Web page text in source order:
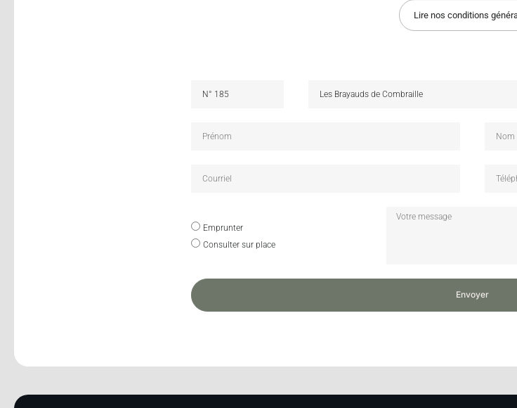
Lire nos conditions
Emprunter
Consulter sur place
Envoyer